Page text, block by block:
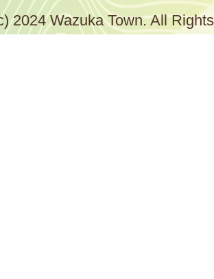
2024 Wazuka Town. All